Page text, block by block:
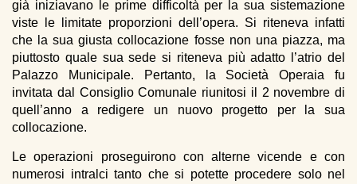
già iniziavano le prime difficoltà per la sua sistemazione
viste le limitate proporzioni dell’opera. Si riteneva infatti
che la sua giusta collocazione fosse non una piazza, ma
piuttosto quale sua sede si riteneva più adatto l’atrio del
Palazzo Municipale. Pertanto, la Società Operaia fu
invitata dal Consiglio Comunale riunitosi il 2 novembre di
quell’anno a redigere un nuovo progetto per la sua
collocazione.
Le operazioni proseguirono con alterne vicende e con
numerosi intralci tanto che si potette procedere solo nel